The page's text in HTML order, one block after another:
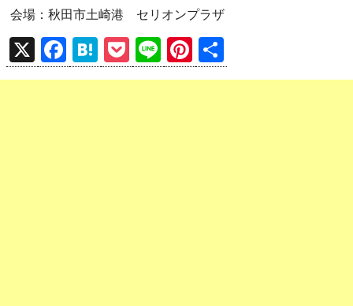
会場：秋田市土崎港 セリオンプラザ
X
F
a
H
at
P
o
Li
n
Pi
nt 有